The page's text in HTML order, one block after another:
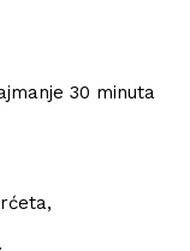
30 minuta